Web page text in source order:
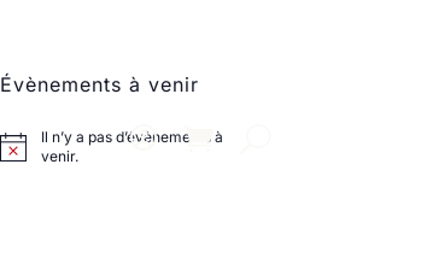
Évènements à venir
Il n’y a pas d’évènements à
venir.